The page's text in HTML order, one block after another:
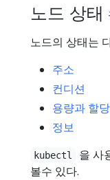
노드 상태
노드의 상태는
주소
컨디션
용량과 할
정보
kubectl
을 사
볼수 있다.